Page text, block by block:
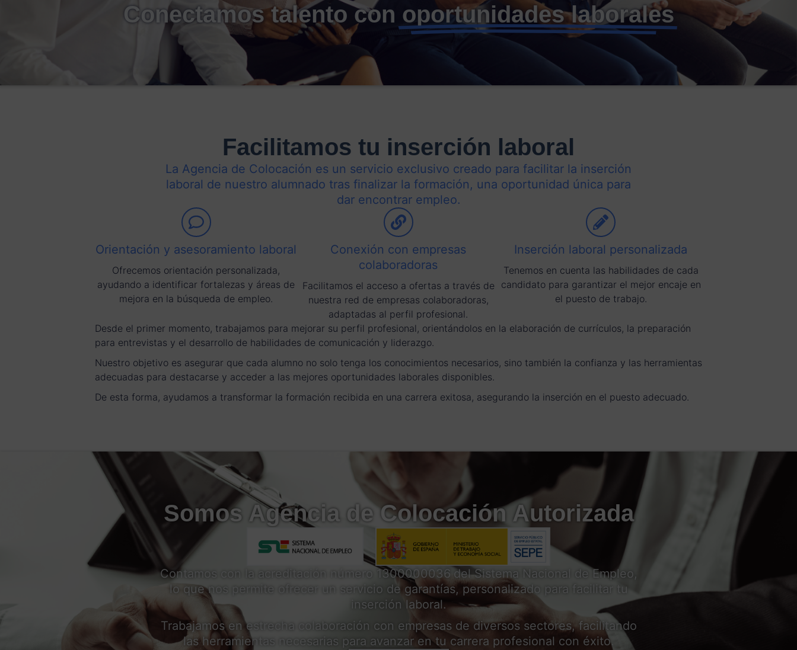
Conectamos talento con oportunidades laborales
Facilitamos tu inserción laboral
La Agencia de Colocación es un servicio exclusivo creado para facilitar la inserción
laboral de nuestro alumnado tras finalizar la formación, una oportunidad única para
dar encontrar empleo.
Orientación y asesoramiento laboral
Ofrecemos orientación personalizada,
ayudando a identificar fortalezas y áreas de
mejora en la búsqueda de empleo.
Conexión con empresas
colaboradoras
Facilitamos el acceso a ofertas a través de
nuestra red de empresas colaboradoras,
adaptadas al perfil profesional.
Inserción laboral personalizada
Tenemos en cuenta las habilidades de cada
candidato para garantizar el mejor encaje en
el puesto de trabajo.
Desde el primer momento, trabajamos para mejorar su perfil profesional, orientándolos en la elaboración de currículos, la preparación
para entrevistas y el desarrollo de habilidades de comunicación y liderazgo.
Nuestro objetivo es asegurar que cada alumno no solo tenga los conocimientos necesarios, sino también la confianza y las herramientas
adecuadas para destacarse y acceder a las mejores oportunidades laborales disponibles.
De esta forma, ayudamos a transformar la formación recibida en una carrera exitosa, asegurando la inserción en el puesto adecuado.
Somos Agencia de Colocación Autorizada
Contamos con la acreditación número 1300000036 del Sistema Nacional de Empleo,
lo que nos permite ofrecer un servicio de garantías, personalizado para facilitar tu
inserción laboral.
Trabajamos en estrecha colaboración con empresas de diversos sectores, facilitando
las herramientas necesarias para avanzar en tu carrera profesional con éxito.